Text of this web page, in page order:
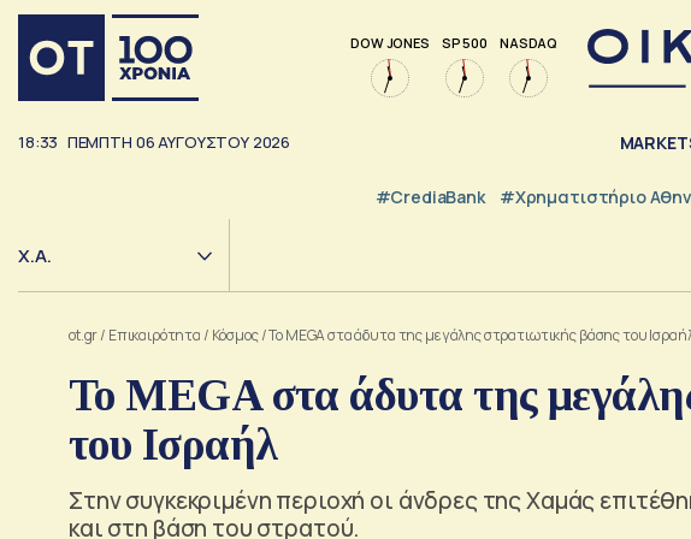
DOW JONES SP 500 NASDAQ
18:33 ΠΕΜΠΤΗ 06ΑΥΓΟΥΣΤΟΥ 2026
#CrediaBank #Χρηματιστήριο
Χ.Α.
ot.gr/ Επικαιρότητα / Κόσμος/Το MEGA στα άδυτα της μεγάλης στρατιωτικής βάσης του
Το MEGA στα άδυτα της
του Ισραήλ
Στην συγκεκριμένη περιοχή οι άνδρες της Χαμάς
και στη βάση του στρατού.